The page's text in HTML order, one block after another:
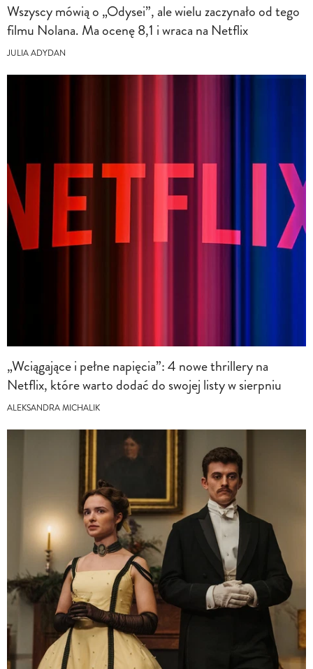
Wszyscy mówią o „Odysei”, ale wielu zaczynało od tego
filmu Nolana. Ma ocenę 8,1 i wraca na Netflix
JULIA ADYDAN
„Wciągające i pełne napięcia”: 4 nowe thrillery na
Netflix, które warto dodać do swojej listy w sierpniu
ALEKSANDRA MICHALIK